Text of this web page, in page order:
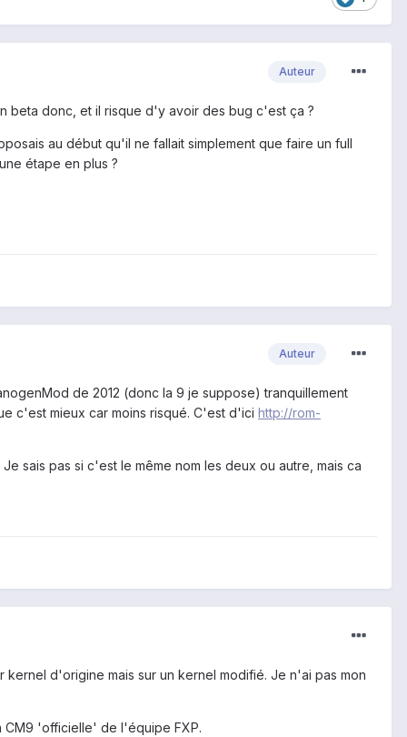
Auteur
beta donc, et il risque d'y avoir des bug c'est ça ?
au début qu'il ne fallait simplement que faire un full
étape en plus ?
Auteur
de 2012 (donc la 9 je suppose) tranquillement
c'est mieux car moins risqué. C'est d'ici http://rom-
sais pas si c'est le même nom les deux ou autre, mais ca
d'origine mais sur un kernel modifié. Je n'ai pas mon
CM9 'officielle' de l'équipe FXP.